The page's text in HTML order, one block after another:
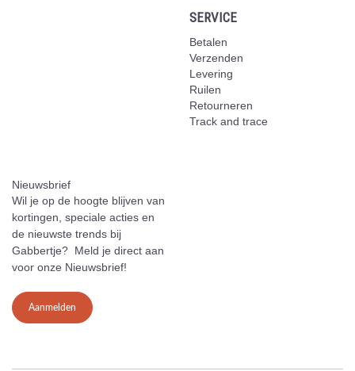
SERVICE
Betalen
Verzenden
Levering
Ruilen
Retourneren
Track and trace
Nieuwsbrief
Wil je op de hoogte blijven van
kortingen, speciale acties en
de nieuwste trends bij
Gabbertje? Meld je direct aan
voor onze Nieuwsbrief!
Aanmelden